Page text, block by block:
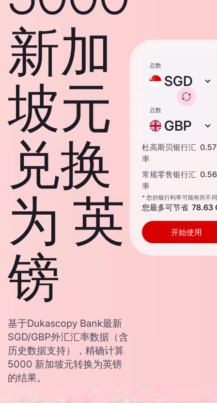
新加
坡元
兑换
为 英
镑
基于Dukascopy Bank最新
SGD/GBP外汇汇率数据（含
历史数据支持），精确计算
5000 新加坡元转换为英镑
的结果。
总数
SGD
总数
GBP
杜高斯贝银行汇
率
常规零售银行汇
率
* 您的银行利率可能有所不同
您最多可节省 78.63
开始使用